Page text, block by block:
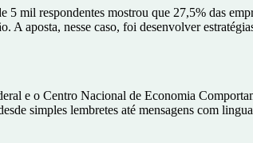
respondentes mostrou que 27,5% das
aposta, nesse caso, foi desenvolver
e o Centro Nacional de Economia
simples lembretes até mensagens com